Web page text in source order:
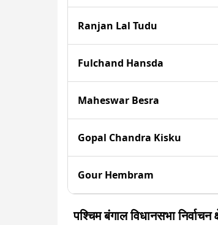
Ranjan Lal Tudu
Fulchand Hansda
Maheswar Besra
Gopal Chandra Kisku
Gour Hembram
पश्चिम बंगाल विधानसभा निर्वाचन